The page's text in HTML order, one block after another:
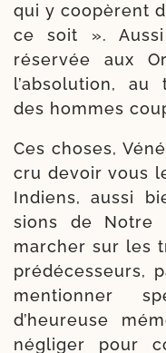
qui y coopèrent
ce soit ».
réser­vée aux
l’absolution,
des hommes
Ces choses,
cru devoir vous
Indiens, aus­si
sions de Notre
mar­cher sur les
pré­dé­ces­seurs,
men­tion­ner
d’heureuse
négli­ger pour